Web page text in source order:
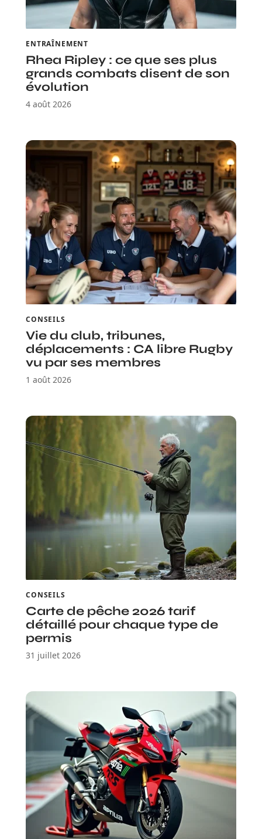
ENTRAÎNEMENT
Rhea Ripley : ce que ses plus
grands combats disent de son
évolution
4 août 2026
CONSEILS
Vie du club, tribunes,
déplacements : CA libre Rugby
vu par ses membres
1 août 2026
CONSEILS
Carte de pêche 2026 tarif
détaillé pour chaque type de
permis
31 juillet 2026